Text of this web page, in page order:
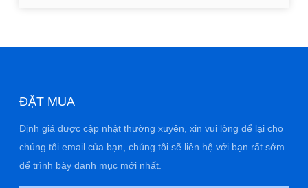
ĐẶT MUA
Định giá được cập nhật thường xuyên, xin vui lòng để lại cho
chúng tôi email của bạn, chúng tôi sẽ liên hệ với bạn rất sớm
để trình bày danh mục mới nhất.